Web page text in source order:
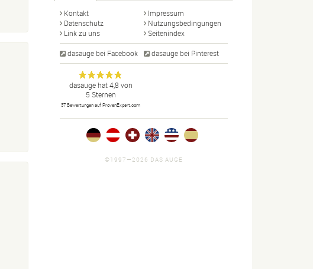
Kontakt
Impressum
Datenschutz
Nutzungsbedingungen
Link zu uns
Seitenindex
dasauge bei Facebook dasauge bei Pinterest
dasauge
Designer,
Fotografen,
Agenturen,
Portfolios
und Jobs.
Anonym
dasaugehat4,8 von
5 Sternen
37 Bewertungen auf ProvenExpert.com
©1997—2026 DAS AUGE